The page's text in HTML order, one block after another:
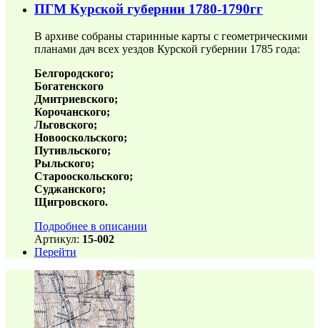
ПГМ Курской губернии 1780-1790гг
В архиве собраны старинные карты с геометрическими
планами дач всех уездов Курской губернии 1785 года:
Белгородского;
Богатенского
Дмитриевского;
Корочанского;
Льговского;
Новооскольского;
Путивльского;
Рыльского;
Старооскольского;
Суджанского;
Щигровского.
Подробнее в описании
Артикул: 15-002
Перейти